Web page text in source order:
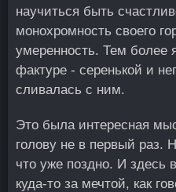
научиться быть
монохромность своего
умеренность. Тем более
фактуре - серенькой и
сливалась с ним.
Это была интересная
голову не в первый раз.
что уже поздно. И здесь
куда-то за мечтой, как